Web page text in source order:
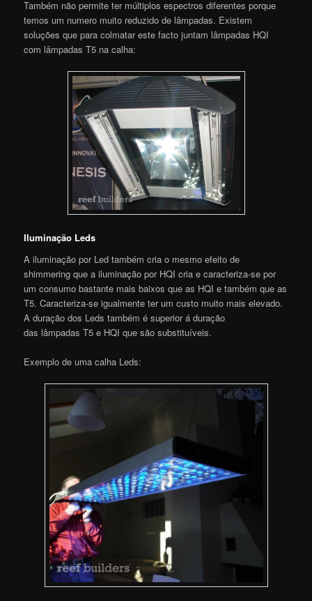
Também não permite ter múltiplos espectros diferentes porque
temos um numero muito reduzido de lâmpadas. Existem
soluções que para colmatar este facto juntam lâmpadas HQI
com lâmpadas T5 na calha:
Iluminação Leds
A iluminação por Led também cria o mesmo efeito de
shimmering que a iluminação por HQI cria e caracteriza-se por
um consumo bastante mais baixos que as HQI e também que as
T5. Caracteriza-se igualmente ter um custo muito mais elevado.
A duração dos Leds também é superior á duração
das lâmpadas T5 e HQI que são substituíveis.
Exemplo de uma calha Leds: